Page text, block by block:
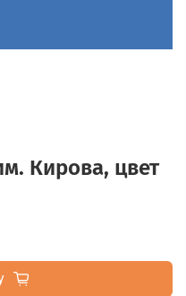
Кирова, цвет